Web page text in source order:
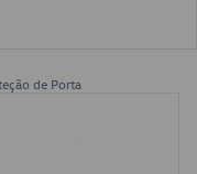
de Porta